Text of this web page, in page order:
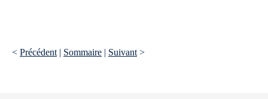
< Précédent | Sommaire | Suivant >